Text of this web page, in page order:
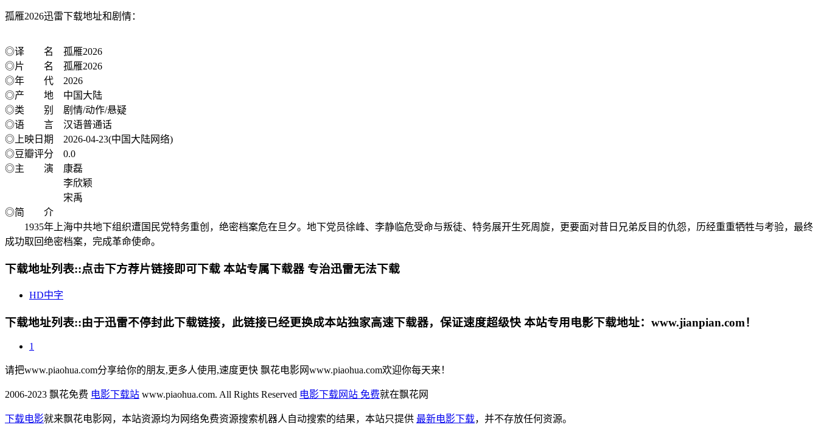
孤雁2026迅雷下载地址和剧情：
◎译 名 孤雁2026
◎片 名 孤雁2026
◎年 代 2026
◎产 地 中国大陆
◎类 别 剧情/动作/悬疑
◎语 言 汉语普通话
◎上映日期 2026-04-23(中国大陆网络)
◎豆瓣评分 0.0
◎主 演 康磊
李欣颖
宋禹
◎简 介
1935年上海中共地下组织遭国民党特务重创，绝密档案危在旦夕。地下党员徐峰、李静临危受命与叛徒、特务展开生死周旋，更要面对昔日兄弟反目的仇怨，历经重重牺牲与考验，最终
成功取回绝密档案，完成革命使命。
下载地址列表::点击下方荐片链接即可下载 本站专属下载器 专治迅雷无法下载
HD中字
下载地址列表::由于迅雷不停封此下载链接，此链接已经更换成本站独家高速下载器，保证速度超级快 本站专用电影下载地址：www.jianpian.com！
1
请把www.piaohua.com分享给你的朋友,更多人使用,速度更快 飘花电影网www.piaohua.com欢迎你每天来！
2006-2023 飘花免费 电影下载站 www.piaohua.com. All Rights Reserved 电影下载网站 免费就在飘花网
下载电影就来飘花电影网，本站资源均为网络免费资源搜索机器人自动搜索的结果，本站只提供 最新电影下载，并不存放任何资源。